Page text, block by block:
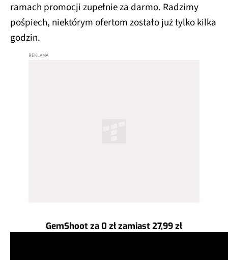
ramach promocji zupełnie za darmo. Radzimy
pośpiech, niektórym ofertom zostało już tylko kilka
godzin.
GemShoot za 0 zł zamiast 27,99 zł